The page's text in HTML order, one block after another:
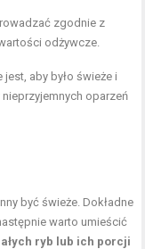
zgodnie z
odżywcze.
aby było świeże i
oparzeń
być świeże. Dokładne
warto umieścić
ryb lub ich porcji